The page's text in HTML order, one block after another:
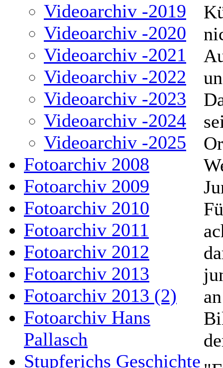
Videoarchiv -2019
Videoarchiv -2020
Videoarchiv -2021
Videoarchiv -2022
Videoarchiv -2023
Videoarchiv -2024
Videoarchiv -2025
Fotoarchiv 2008
Fotoarchiv 2009
Fotoarchiv 2010
Fotoarchiv 2011
Fotoarchiv 2012
Fotoarchiv 2013
Fotoarchiv 2013 (2)
Fotoarchiv Hans
Pallasch
Stupferichs Geschichte